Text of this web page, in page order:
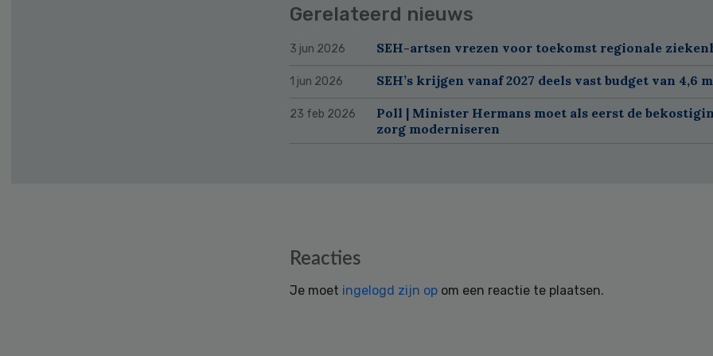
Gerelateerd nieuws
3 jun 2026 SEH-artsen vrezen voor toekomst regionale
1 jun 2026 SEH’s krijgen vanaf 2027 deels vast budget van 4,6
23 feb 2026
Poll | Minister Hermans moet als eerst de
zorg moderniseren
Reacties
Je moet ingelogd zijn op om een reactie te plaatsen.